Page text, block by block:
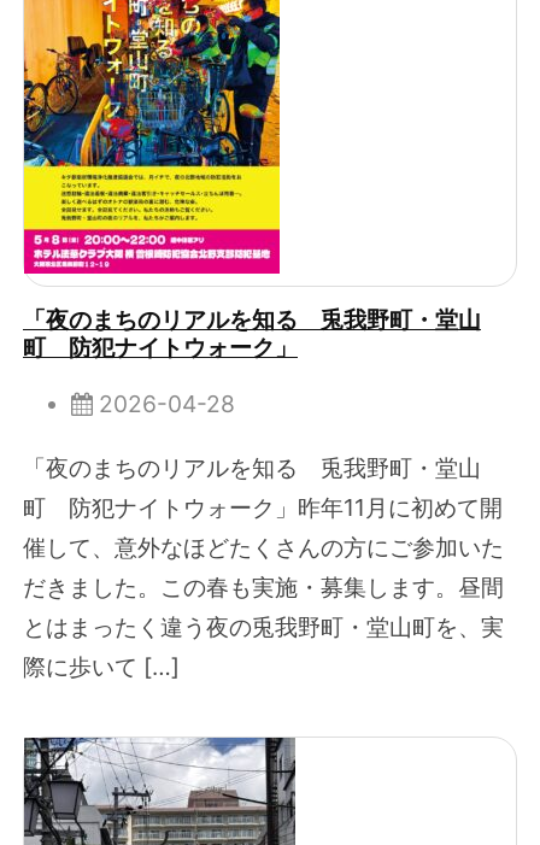
「夜のまちのリアルを知る 兎我野町・堂山
町 防犯ナイトウォーク」
2026-04-28
「夜のまちのリアルを知る 兎我野町・堂山
町 防犯ナイトウォーク」昨年11月に初めて開
催して、意外なほどたくさんの方にご参加いた
だきました。この春も実施・募集します。昼間
とはまったく違う夜の兎我野町・堂山町を、実
際に歩いて […]